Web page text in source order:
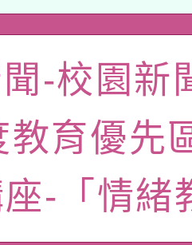
養講師名單
容與教學軟體
委員會函釋公
陸應申請許可
部水利署委託
究院辦理「
22日(星期六
園地景藝術
-校園新
教育優先
-「情緒